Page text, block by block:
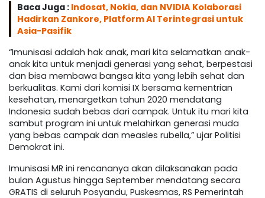
Baca Juga : Indosat, Nokia, dan NVIDIA Kolaborasi
Hadirkan Zankore, Platform AI Terintegrasi untuk
Asia-Pasifik
“Imunisasi adalah hak anak, mari kita selamatkan anak-
anak kita untuk menjadi generasi yang sehat, berpestasi
dan bisa membawa bangsa kita yang lebih sehat dan
berkualitas. Kami dari komisi IX bersama kementrian
kesehatan, menargetkan tahun 2020 mendatang
Indonesia sudah bebas dari campak. Untuk itu mari kita
sambut program ini untuk melahirkan generasi muda
yang bebas campak dan measles rubella,” ujar Politisi
Demokrat ini.
Imunisasi MR ini rencananya akan dilaksanakan pada
bulan Agustus hingga September mendatang secara
GRATIS di seluruh Posyandu, Puskesmas, RS Pemerintah